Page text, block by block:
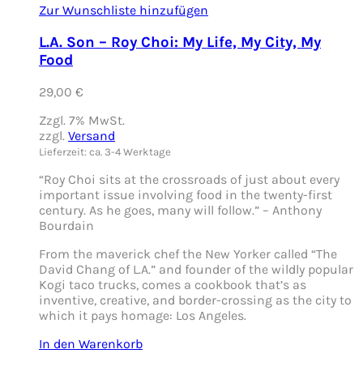
Zur Wunschliste hinzufügen
L.A. Son – Roy Choi: My Life, My City, My
Food
29,00 €
Zzgl. 7% MwSt.
zzgl. Versand
Lieferzeit: ca. 3-4 Werktage
“Roy Choi sits at the crossroads of just about every
important issue involving food in the twenty-first
century. As he goes, many will follow.” – Anthony
Bourdain
From the maverick chef the New Yorker called “The
David Chang of L.A.” and founder of the wildly popular
Kogi taco trucks, comes a cookbook that’s as
inventive, creative, and border-crossing as the city to
which it pays homage: Los Angeles.
In den Warenkorb